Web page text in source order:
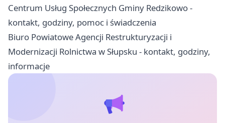
Centrum Usług Społecznych Gminy Redzikowo -
kontakt, godziny, pomoc i świadczenia
Biuro Powiatowe Agencji Restrukturyzacji i
Modernizacji Rolnictwa w Słupsku - kontakt, godziny,
informacje